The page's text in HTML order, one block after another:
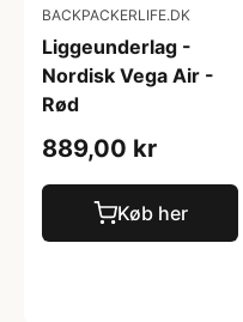
BACKPACKERLIFE.DK
Liggeunderlag -
Nordisk Vega Air -
Rød
889,00 kr
Køb her